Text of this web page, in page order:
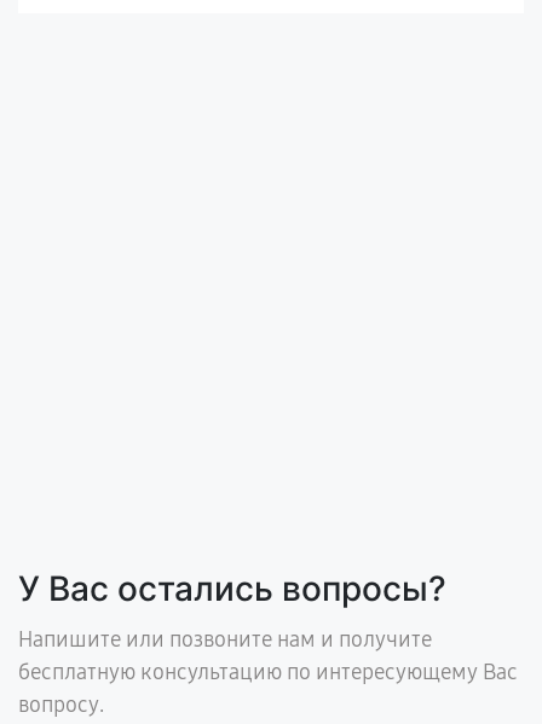
У Вас остались вопросы?
Напишите или позвоните нам и получите
бесплатную консультацию по интересующему Вас
вопросу.